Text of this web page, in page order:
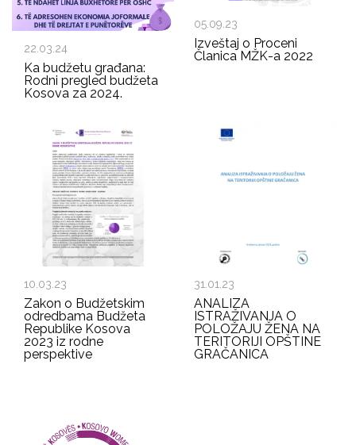
22.03.24
Ka budžetu građana:
Rodni pregled budžeta
Kosova za 2024.
05.09.23
Izveštaj o Proceni
Članica MŽK-a 2022
10.03.23
Zakon o Budžetskim
odredbama Budžeta
Republike Kosova
2023 iz rodne
perspektive
31.01.23
ANALIZA
ISTRAŽIVANJA O
POLOŽAJU ŽENA NA
TERITORIJI OPŠTINE
GRAČANICA